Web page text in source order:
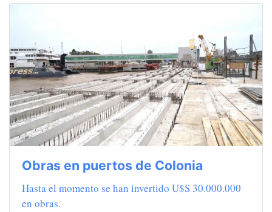
Obras en puertos de Colonia
Hasta el momento se han invertido U$S 30.000.000
en obras.